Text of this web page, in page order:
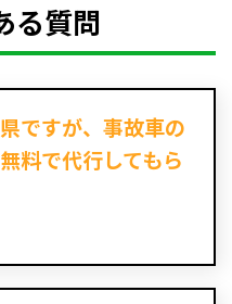
る質問
ですが、事故車の
料で代行してもら